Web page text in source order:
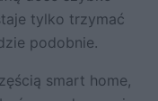
tylko trzymać
podobnie.
smart home,